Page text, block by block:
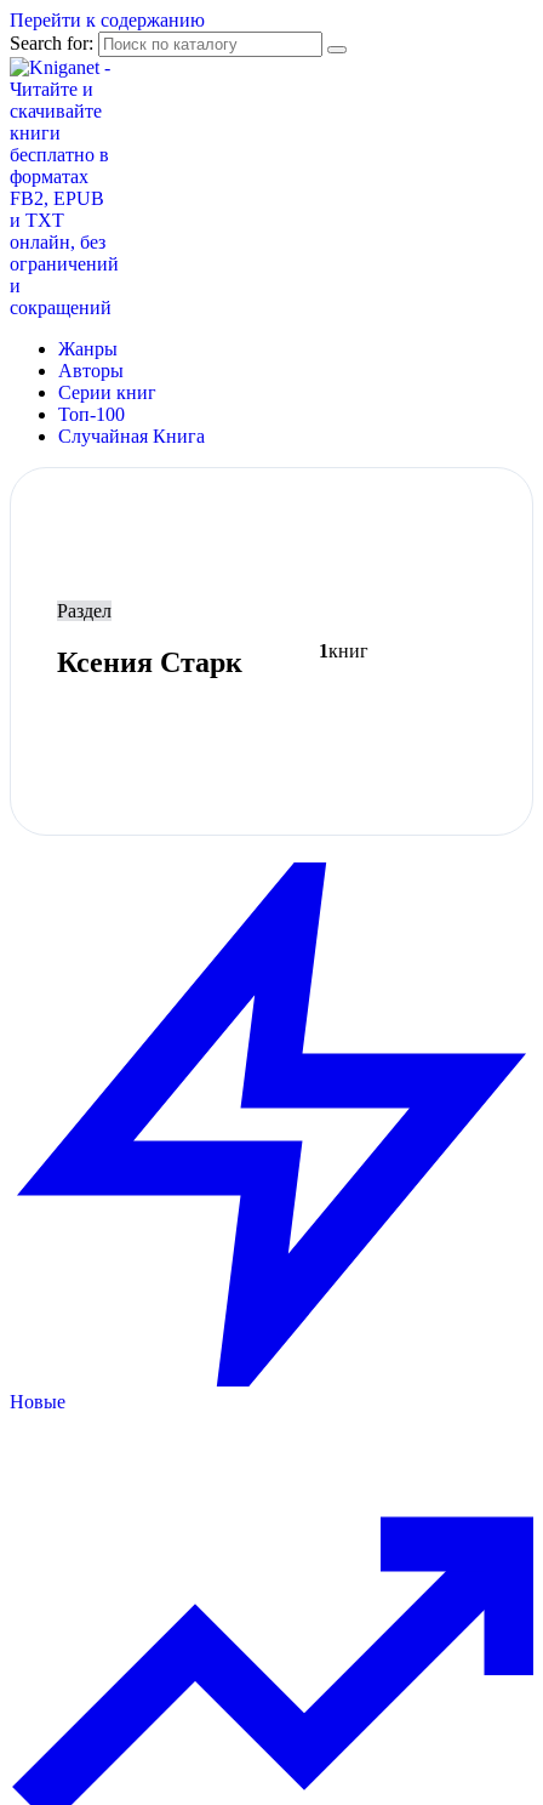
Перейти к содержанию
Search for:
Жанры
Авторы
Серии книг
Топ-100
Случайная Книга
Раздел
Ксения Старк 1книг
Новые